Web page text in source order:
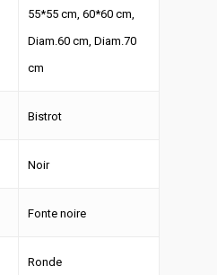
55*55 cm, 60*60 cm,
Diam.60 cm, Diam.70
cm
Bistrot
Noir
Fonte noire
Ronde